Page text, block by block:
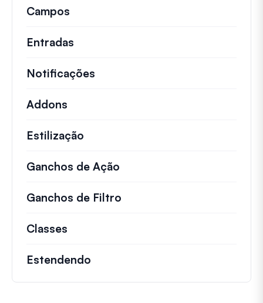
Campos
Entradas
Notificações
Addons
Estilização
Ganchos de Ação
Ganchos de Filtro
Classes
Estendendo